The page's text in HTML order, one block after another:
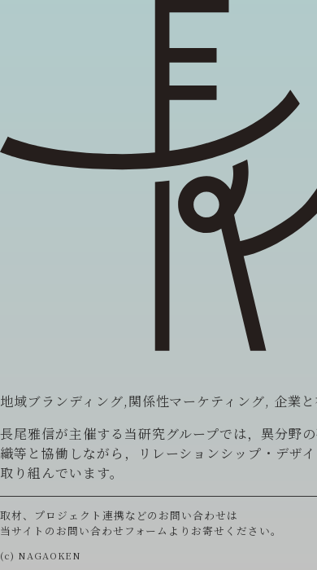
地域ブランディング,関係性マーケティング, 企業
長尾雅信が主催する当研究グループでは，異分野
織等と協働しながら，リレーションシップ・デザ
取り組んでいます。
取材、プロジェクト連携などのお問い合わせは
当サイトの お問い合わせフォーム よりお寄せください。
(c) NAGAOKEN